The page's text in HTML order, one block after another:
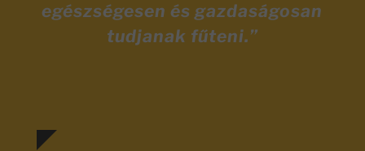
egészségesen és gazdaságosan
tudjanak fűteni.”